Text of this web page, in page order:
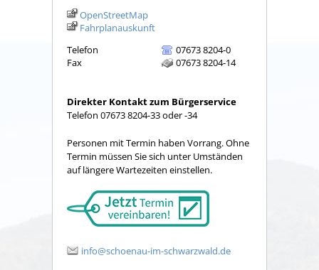
OpenStreetMap
Fahrplanauskunft
Telefon
07673 8204-0
Fax
07673 8204-14
Direkter Kontakt zum Bürgerservice
Telefon 07673 8204-33 oder -34
Personen mit Termin haben Vorrang. Ohne
Termin müssen Sie sich unter Umständen
auf längere Wartezeiten einstellen.
info@schoenau-im-schwarzwald.de